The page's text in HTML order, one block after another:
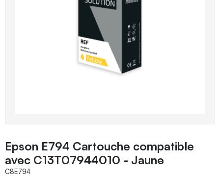
Epson E794 Cartouche compatible
avec C13T07944010 - Jaune
C8E794